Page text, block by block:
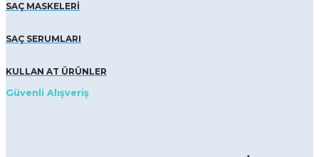
SAÇ MASKELERİ
SAÇ SERUMLARI
KULLAN AT ÜRÜNLER
Güvenli Alışveriş